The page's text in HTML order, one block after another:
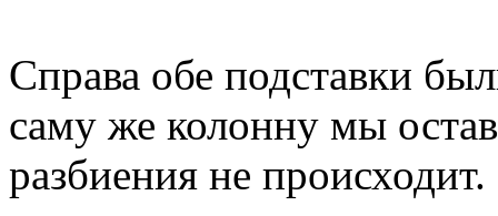
Справа обе подставки
саму же колонну мы
разбиения не